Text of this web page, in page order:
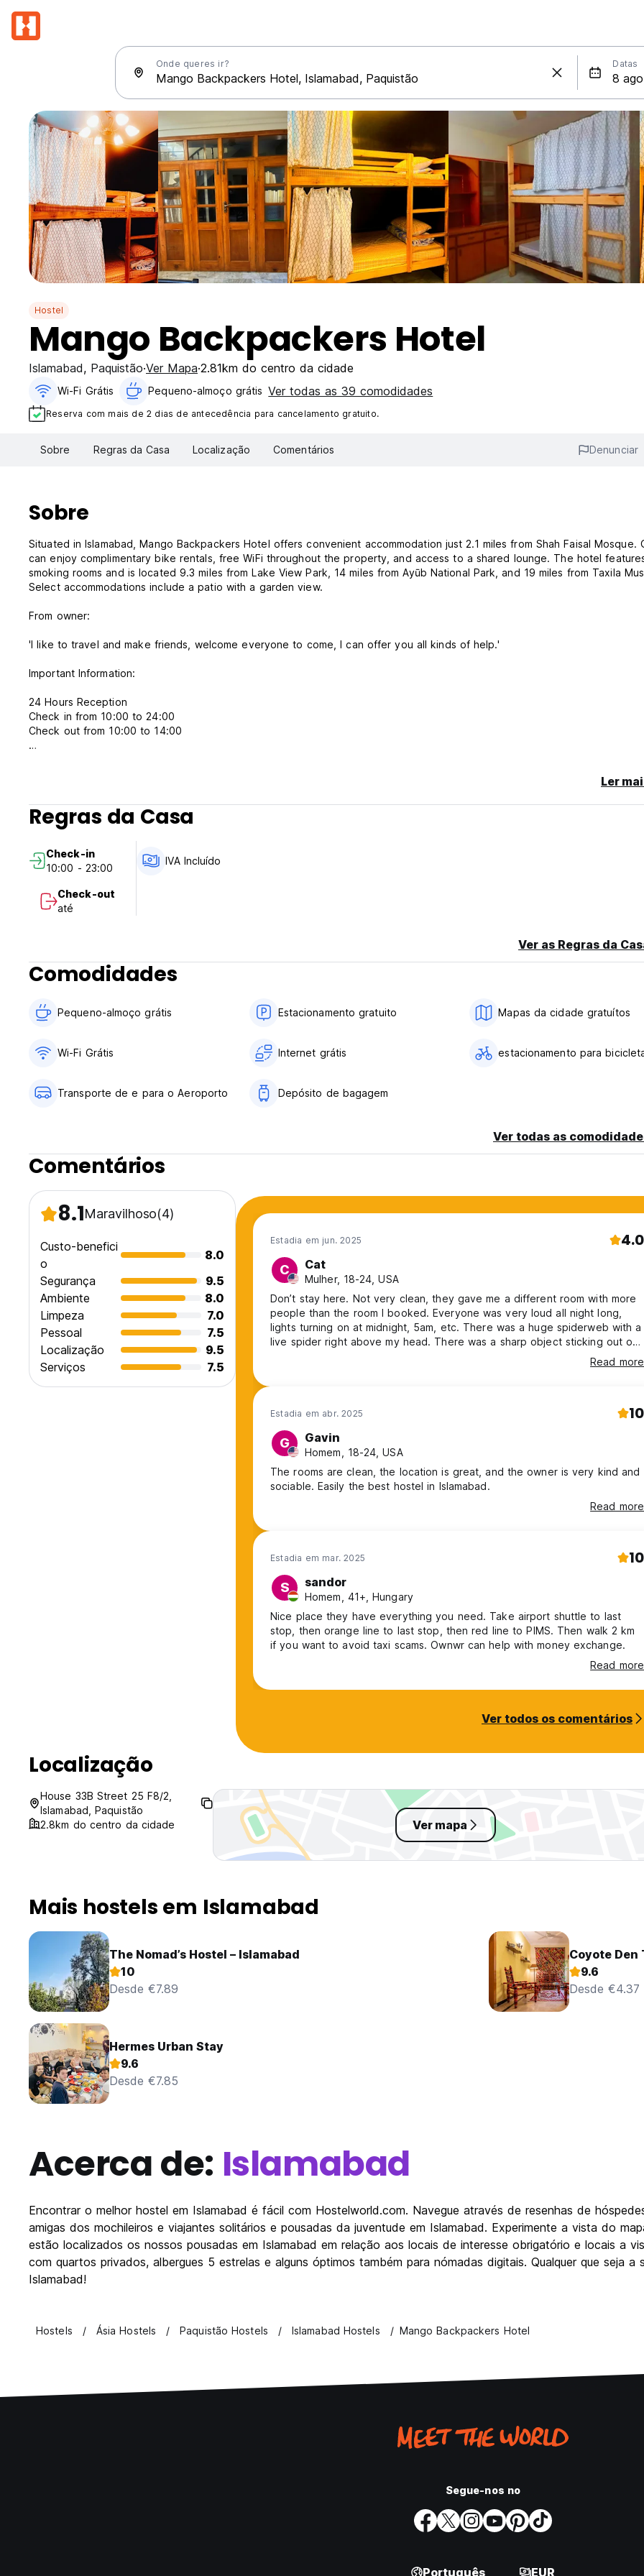
Onde queres ir? Datas
Hostel
Mango Backpackers Hotel
Islamabad, Paquistão Ver Mapa 2.81km do centro da cidade
Wi-Fi Grátis Pequeno-almoço grátis Ver todas as 39 comodidades
Reserva com mais de 2 dias de antecedência para cancelamento gratuito.
Sobre Regras da Casa Localização Comentários Denunciar
Sobre
Situated in Islamabad, Mango Backpackers Hotel offers convenient accommodation just 2.1 miles from Shah Faisal Mosque.
can enjoy complimentary bike rentals, free WiFi throughout the property, and access to a shared lounge. The hotel
smoking rooms and is located 9.3 miles from Lake View Park, 14 miles from Ayūb National Park, and 19 miles from Taxila
Select accommodations include a patio with a garden view.
From owner:
'I like to travel and make friends, welcome everyone to come, I can offer you all kinds of help.'
Important Information:
24 Hours Reception
Check in from 10:00 to 24:00
Check out from 10:00 to 14:00
No curfew.
Pet friendly.
Smoking not allowed in room; but we have certain smoking area.
Cancellation policy: 1 day before arrival day. In case of a late cancellation or No Show, you will be charged the first night
stay.
Ler
Regras da Casa
Check-in
10:00 - 23:00
Check-out
até
IVA Incluído
Ver as Regras da
Comodidades
Pequeno-almoço grátis Estacionamento gratuito Mapas da cidade gratuítos
Wi-Fi Grátis Internet grátis estacionamento para
Transporte de e para o Aeroporto Depósito de bagagem
Ver todas as
Comentários
8.1Maravilhoso(4)
Custo-benefici
o
8.0
Segurança
9.5
Ambiente
8.0
Limpeza
7.0
Pessoal
7.5
Localização
9.5
Serviços
7.5
Estadia em jun. 2025 4.0
C Cat
Mulher, 18-24, USA
Don’t stay here. Not very clean, they gave me a different room with more
people than the room I booked. Everyone was very loud all night long,
lights turning on at midnight, 5am, etc. There was a huge spiderweb with a
live spider right above my head. There was a sharp object sticking out of
the wall near the middle of the bed. Bathroom was awful. I survived the
night but I’ve stayed in hundreds of places and this one is one of the
Read more
Estadia em abr. 2025 10
G Gavin
Homem, 18-24, USA
The rooms are clean, the location is great, and the owner is very kind and
sociable. Easily the best hostel in Islamabad.
Read more
Estadia em mar. 2025 10
S sandor
Homem, 41+, Hungary
Nice place they have everything you need. Take airport shuttle to last
stop, then orange line to last stop, then red line to PIMS. Then walk 2 km
if you want to avoid taxi scams. Ownwr can help with money exchange.
Read more
Ver todos os comentários
Localização
House 33B Street 25 F8/2,
Islamabad, Paquistão
2.8km do centro da cidade
Ver mapa
Mais hostels em Islamabad
The Nomad’s Hostel – Islamabad
10
Desde €7.89
Coyote Den
9.6
Desde €4.37
Hermes Urban Stay
9.6
Desde €7.85
Acerca de: Islamabad
Encontrar o melhor hostel em Islamabad é fácil com Hostelworld.com. Navegue através de resenhas de
amigas dos mochileiros e viajantes solitários e pousadas da juventude em Islamabad. Experimente a vista do
estão localizados os nossos pousadas em Islamabad em relação aos locais de interesse obrigatório e locais a
com quartos privados, albergues 5 estrelas e alguns óptimos também para nómadas digitais. Qualquer que seja
Islamabad!
Hostels Ásia Hostels Paquistão Hostels Islamabad Hostels Mango Backpackers Hotel
Segue-nos no
Português EUR